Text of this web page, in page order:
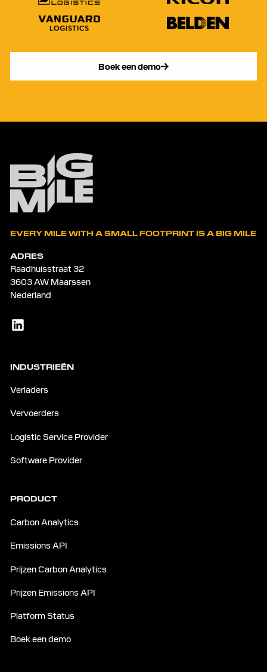
Boek een demo
EVERY MILE WITH A SMALL FOOTPRINT IS A BIG MILE
ADRES
Raadhuisstraat 32
3603 AW Maarssen
Nederland
INDUSTRIEËN
Verladers
Vervoerders
Logistic Service Provider
Software Provider
PRODUCT
Carbon Analytics
Emissions API
Prijzen Carbon Analytics
Prijzen Emissions API
Platform Status
Boek een demo